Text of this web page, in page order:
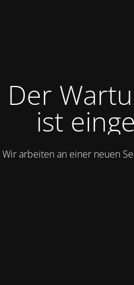
Der
ist
Wir arbeiten an einer neuen